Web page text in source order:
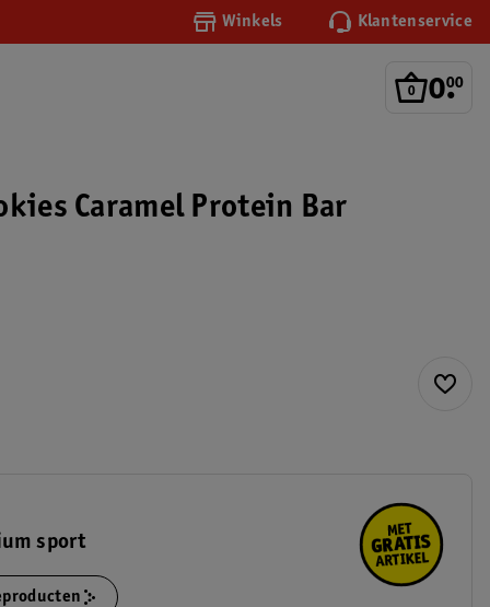
Winkels Klantenservice
0.
00
Caramel Protein Bar
sport